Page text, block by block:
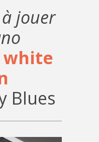
jouer
white
Blues